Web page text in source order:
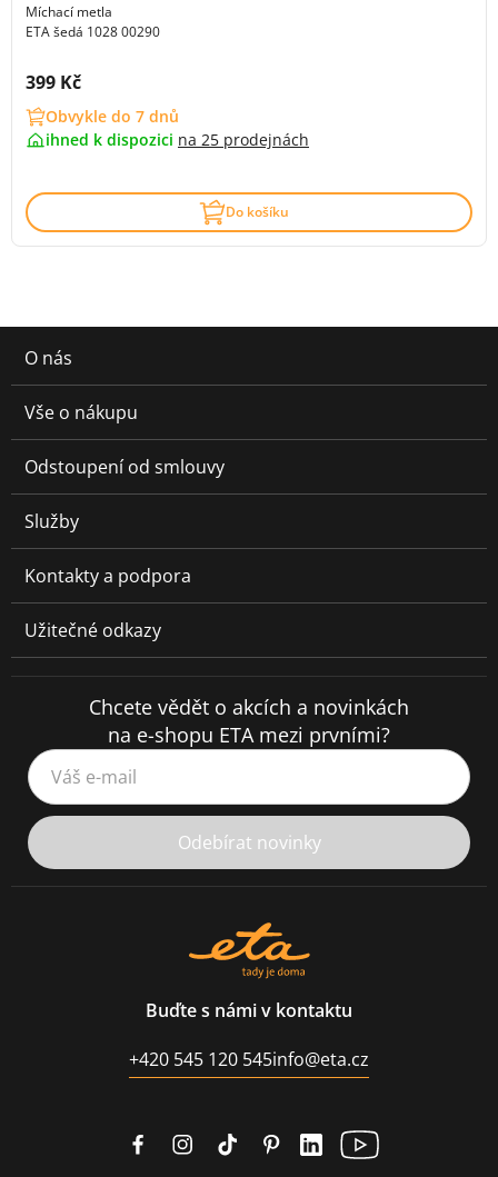
Míchací metla
ETA šedá 1028 00290
Cena s DPH:
399 Kč
Obvykle do 7 dnů
ihned k dispozici na 25 prodejnách
Do košíku
O nás
Vše o nákupu
Odstoupení od smlouvy
Služby
Kontakty a podpora
Užitečné odkazy
Chcete vědět o akcích a novinkách
na e-shopu ETA mezi prvními?
Váš e-mail
Odebírat novinky
Buďte s námi v kontaktu
+420 545 120 545info@eta.cz